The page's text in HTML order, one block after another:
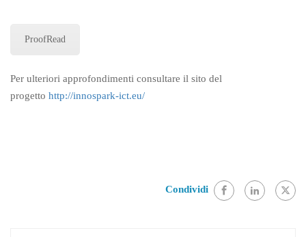
ProofRead
Per ulteriori approfondimenti consultare il sito del
progetto http://innospark-ict.eu/
Condividi